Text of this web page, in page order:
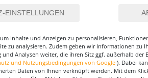
Inhalte und Anzeigen zu personalisieren,
zu analysieren. Zudem geben wir Informationen zu
und Analysen weiter, die ihren Sitz ggf. außerhalb
und Nutzungsbedingungen von Google ). Dabei
Daten von Ihnen verknüpft werden. Mit dem